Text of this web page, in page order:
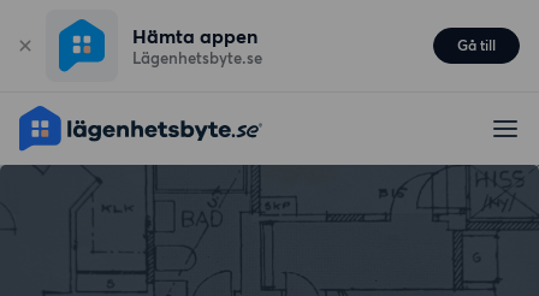
Hämta appen
Lägenhetsbyte.se
Gå till